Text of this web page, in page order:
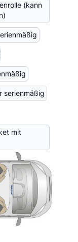
(kann
serienmäßig
mit